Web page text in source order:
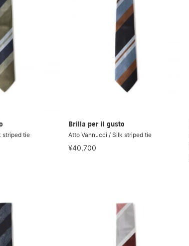
striped tie
Brilla per il gusto
Atto Vannucci / Silk striped tie
¥40,700